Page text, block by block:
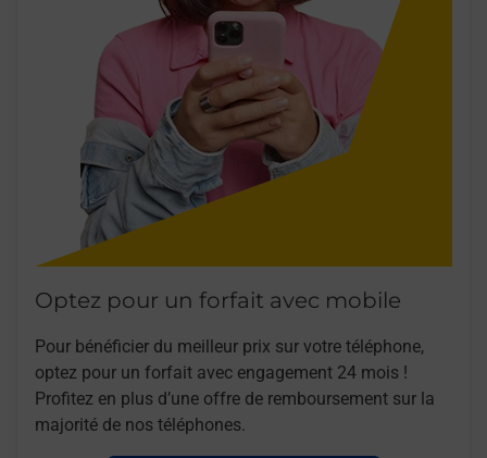
Optez pour un forfait avec mobile
Pour bénéficier du meilleur prix sur votre téléphone,
optez pour un forfait avec engagement 24 mois !
Profitez en plus d’une offre de remboursement sur la
majorité de nos téléphones.